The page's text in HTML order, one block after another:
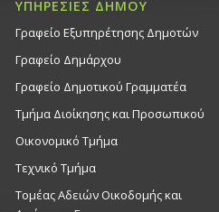
ΥΠΗΡΕΣΙΕΣ ΔΗΜΟΥ
Γραφείο Εξυπηρέτησης Δημοτών
Γραφείο Δημάρχου
Γραφείο Δημοτικού Γραμματέα
Τμήμα Διοίκησης και Προσωπικού
Οικονομικό Τμήμα
Τεχνικό Τμήμα
Τομέας Αδειών Οικοδομής και